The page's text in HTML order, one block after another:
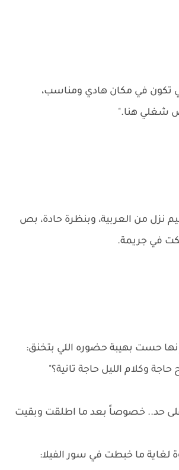
تكون في مكان هادي ومناسب،
شغلي هنا."
نزل من العربية، وبنظرة حادة، بص
في جريمة.
حست بهيبة حضوره اللي بتخنق:
وكلام الليل حاجة تانية؟"
حد.. خصوصاً بعد ما اطلقت وبقيت
ما خبطت في سور الفيلا: